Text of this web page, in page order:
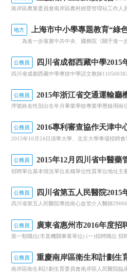
地方 上海市中小學專題教育“綠
公務員 四川省成都西藏中學2015
公務員 2015年浙江省交通運輸廳
公務員 2016專利審查協作天津中
公務員 2015年12月四川省中醫藥
公務員 四川省第五人民醫院2015
公務員 廣東省惠州市2016年度招
公務員 重慶南岸區衛生和計劃生